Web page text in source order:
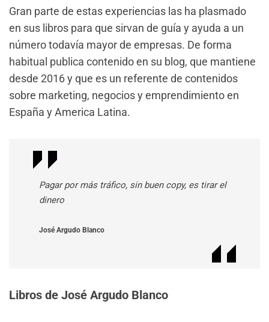
Gran parte de estas experiencias las ha plasmado
en sus libros para que sirvan de guía y ayuda a un
número todavía mayor de empresas. De forma
habitual publica contenido en su blog, que mantiene
desde 2016 y que es un referente de contenidos
sobre marketing, negocios y emprendimiento en
España y America Latina.
Pagar por más tráfico, sin buen copy, es tirar el
dinero
José Argudo Blanco
Libros de José Argudo Blanco